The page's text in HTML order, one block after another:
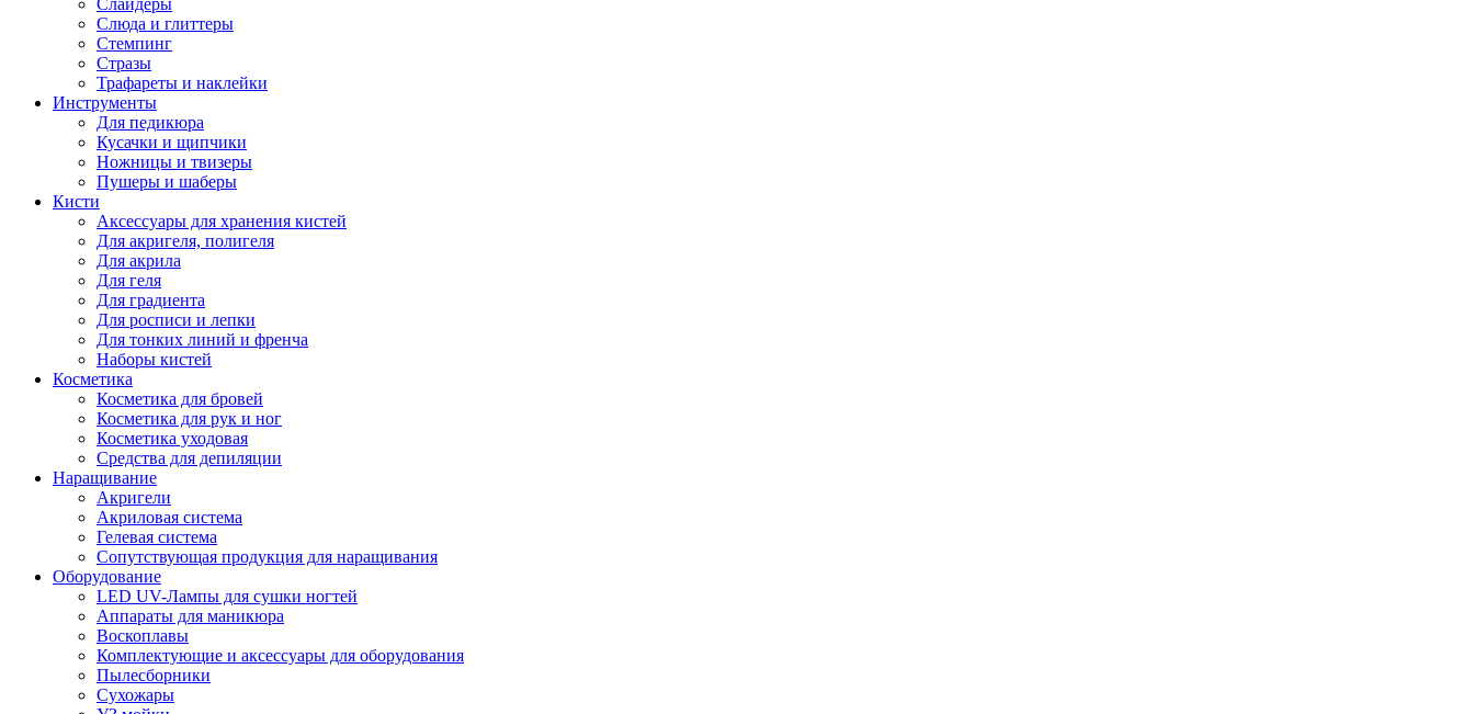
Слайдеры
Слюда и глиттеры
Стемпинг
Стразы
Трафареты и наклейки
Инструменты
Для педикюра
Кусачки и щипчики
Ножницы и твизеры
Пушеры и шаберы
Кисти
Аксессуары для хранения кистей
Для акригеля, полигеля
Для акрила
Для геля
Для градиента
Для росписи и лепки
Для тонких линий и френча
Наборы кистей
Косметика
Косметика для бровей
Косметика для рук и ног
Косметика уходовая
Средства для депиляции
Наращивание
Акригели
Акриловая система
Гелевая система
Сопутствующая продукция для наращивания
Оборудование
LED UV-Лампы для сушки ногтей
Аппараты для маникюра
Воскоплавы
Комплектующие и аксессуары для оборудования
Пылесборники
Сухожары